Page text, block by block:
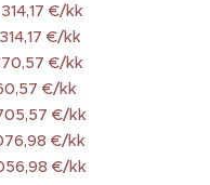
€/kk
€/kk
€/kk
€/kk
€/kk
€/kk
€/kk